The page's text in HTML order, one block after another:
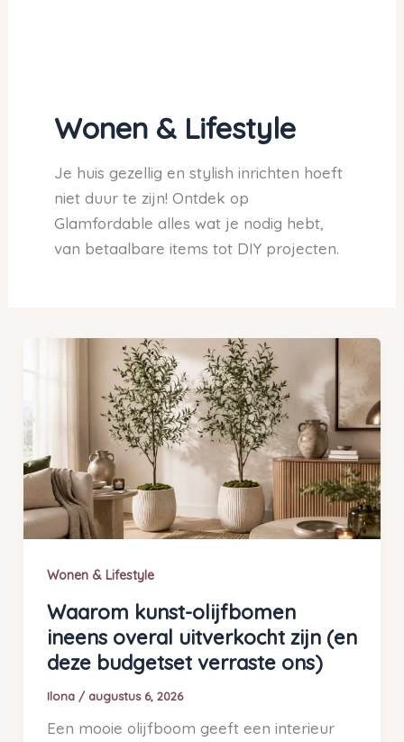
Wonen & Lifestyle
Je huis gezellig en stylish inrichten hoeft
niet duur te zijn! Ontdek op
Glamfordable alles wat je nodig hebt,
van betaalbare items tot DIY projecten.
Wonen & Lifestyle
Waarom kunst-olijfbomen
ineens overal uitverkocht zijn (en
deze budgetset verraste ons)
Ilona / augustus 6, 2026
Een mooie olijfboom geeft een interieur